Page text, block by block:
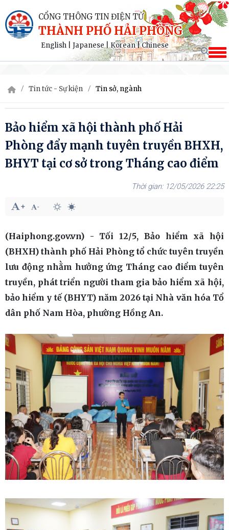
CỔNG THÔNG TIN ĐIỆN TỬ
THÀNH PHỐ HẢI PHÒNG
English Japanese|Korean|Chinese
Tin tức - Sự kiện Tin sở, ngành
Bảo hiểm xã hội thành phố Hải
Phòng đẩy mạnh tuyên truyền BHXH,
BHYT tại cơ sở trong Tháng cao điểm
12/05/2026 22:25
(Haiphong.gov.vn) - Tối 12/5, Bảo hiểm xã hội
(BHXH) thành phố Hải Phòng tổ chức tuyên truyền
lưu động nhằm hưởng ứng Tháng cao điểm tuyên
truyền, phát triển người tham gia bảo hiểm xã hội,
bảo hiểm y tế (BHYT) năm 2026 tại Nhà văn hóa Tổ
dân phố Nam Hòa, phường Hồng An.